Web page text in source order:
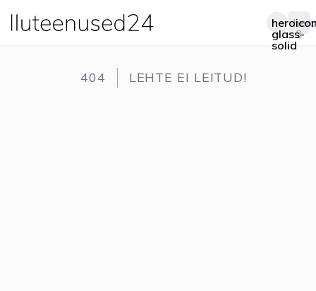
glass-
solid
3
404 LEHTE EI LEITUD!